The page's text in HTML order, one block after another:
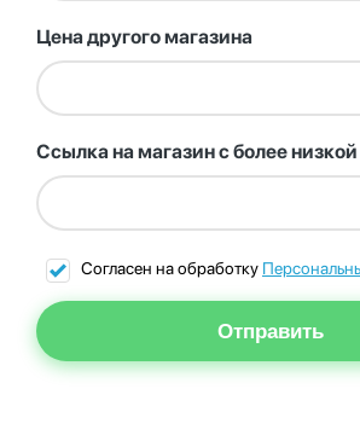
Цена другого магазина
Ссылка на магазин с более
Согласен на обработку
Отправить